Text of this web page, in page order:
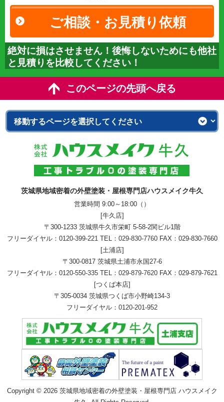
ご相談・お見積り依頼
絶対に損はさせません！後悔しないためにも他社
と見積りを比較してください！
このページの先頭へ戻る
茨城県地域密着の外壁塗装・屋根専門店ハウスメイク牛久
営業時間 9:00～18:00（）
[牛久店]
〒300-1233 茨城県牛久市栄町 5-58-2関ビル1階
フリーダイヤル： 0120-399-221 TEL： 029-830-7760FAX：029-830-7660
[土浦店]
〒300-0817 茨城県土浦市永国27-6
フリーダイヤル： 0120-550-335TEL： 029-879-7620FAX：029-879-7621
[つくば本店]
〒305-0034 茨城県つくば市小野崎134-3
フリーダイヤル： 0120-201-952
Copyright © 2026 茨城県地域密着の外壁塗装・屋根専門店 ハウスメイク